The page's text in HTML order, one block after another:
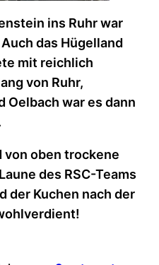
ins Ruhr war
das Hügelland
mit reichlich
von Ruhr,
Oelbach war es dann
von oben trockene
des RSC-Teams
der Kuchen nach der